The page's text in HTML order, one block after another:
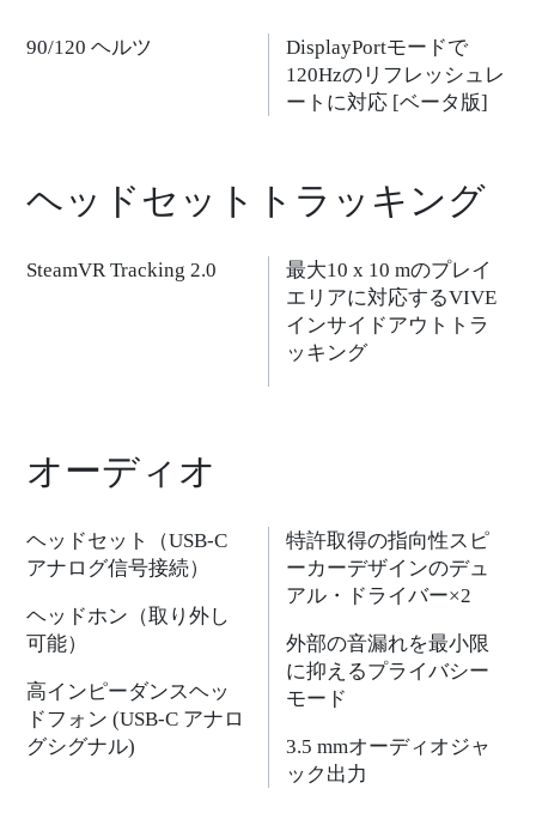
90/120 ヘルツ
DisplayPortモードで
120Hzのリフレッシュレ
ートに対応 [ベータ版]
ヘッドセットトラッキング
SteamVR Tracking 2.0
最大10 x 10 mのプレイ
エリアに対応するVIVE
インサイドアウトトラ
ッキング
オーディオ
ヘッドセット（USB-C
アナログ信号接続）
ヘッドホン（取り外し
可能）
高インピーダンスヘッ
ドフォン (USB-C アナロ
グシグナル)
特許取得の指向性スピ
ーカーデザインのデュ
アル・ドライバー×2
外部の音漏れを最小限
に抑えるプライバシー
モード
3.5 mmオーディオジャ
ック出力